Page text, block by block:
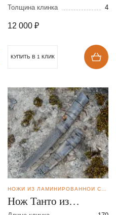
Толщина клинка
4
12 000 ₽
КУПИТЬ В 1 КЛИК
Нож Танто из